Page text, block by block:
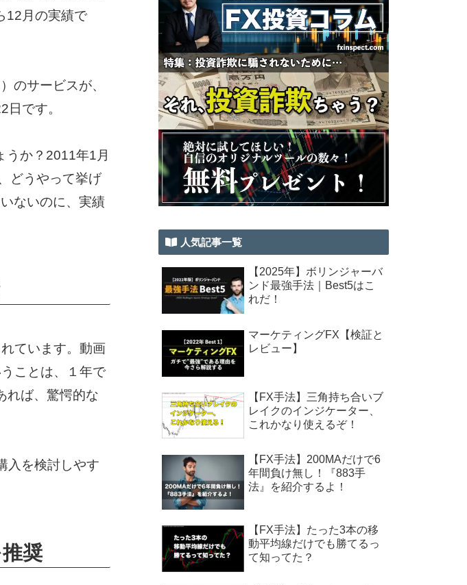
12月の実績で
のサービスが、
です。
うか？2011年1月
どうやって挙げ
ないのに、実績
ています。動画
ことは、１年で
れば、驚愕的な
入を検討しやす
奨
人気記事一覧
【2025年】ボリンジャーバ
ンド最強手法｜Best5はこ
れだ！
マーケティングFX【検証と
レビュー】
【FX手法】三角持ち合いブ
レイクのインジケーター、
これかなり使えるぞ！
【FX手法】200MAだけで6
年間負け無し！『883手
法』を紹介するよ！
【FX手法】たった3本の移
動平均線だけでも勝てるっ
て知ってた？